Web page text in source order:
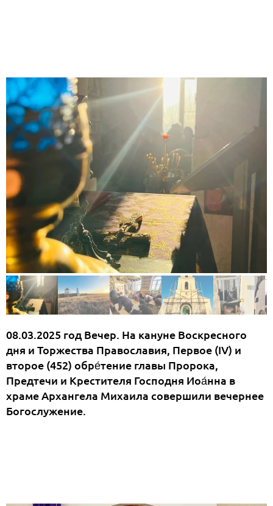
08.03.2025 год Вечер. На кануне Воскресного
дня и Торжества Православия, Первое (IV) и
второе (452) обре́тение главы Пророка,
Предтечи и Крестителя Господня Иоа́нна в
храме Архангела Михаила совершили вечернее
Богослужение.